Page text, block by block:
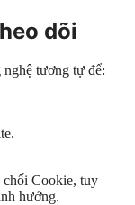
dõi
nghệ tương tự để:
chối Cookie, tuy
hưởng.